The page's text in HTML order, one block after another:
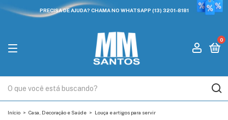
PRECISA DE AJUDA? CHAMA NO WHATSAPP (13) 3201-8181
0
Início > Casa, Decoração e Saúde > Louça e artigos para servir